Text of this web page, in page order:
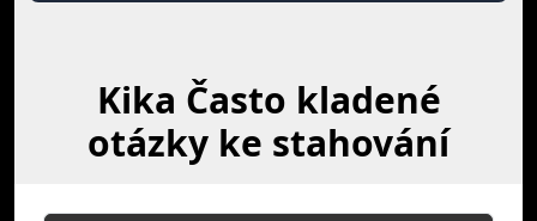
Kika Často kladené
otázky ke stahování